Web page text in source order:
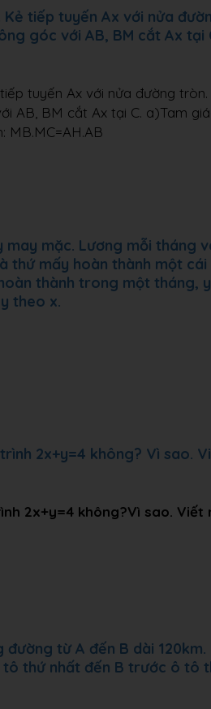
tiếp tuyến Ax với nửa
góc với AB, BM cắt Ax tại
tuyến Ax với nửa đường
AB, BM cắt Ax tại C. a)Tam
MB.MC=AH.AB
mặc. Lương mỗi tháng
mấy hoàn thành một cái
thành trong một tháng,
theo x.
2x+y=4 không? Vì sao.
2x+y=4 không?Vì sao. Viết
từ A đến B dài
thứ nhất đến B trước ô tô